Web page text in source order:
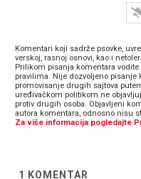
Komentari koji sadrže psovke,
verskoj, rasnoj osnovi, kao i
Prilikom pisanja komentara
pravilima. Nije dozvoljeno
promovisanje drugih sajtova
uređivačkom politikom ne
protiv drugih osoba. Objavljeni
autora komentara, odnosno nisu
Za više informacija pogledajte
1 KOMENTAR